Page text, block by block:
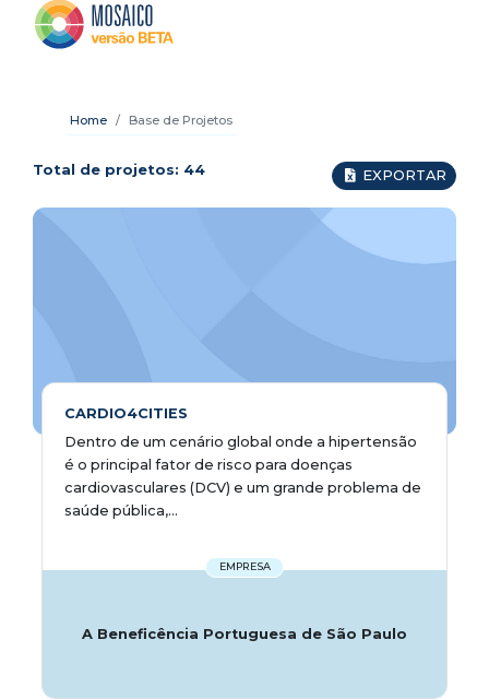
Home Base de Projetos
Total de projetos: 44 EXPORTAR
CARDIO4CITIES
Dentro de um cenário global onde a hipertensão
é o principal fator de risco para doenças
cardiovasculares (DCV) e um grande problema de
saúde pública,...
EMPRESA
A Beneficência Portuguesa de São Paulo